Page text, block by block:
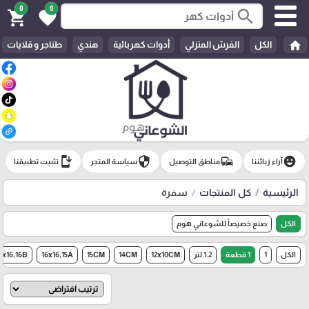
search
0
favorite
0
shopping_cart
home الكل الفرش المنزلي أدوات كهربائية هندي طناجر و قلايات
emoji_emotionsآراء زبائننا commuteمناطق التوصيل securityسياسة المتجر install_mobile تثبيت تطبيقنا
الرئيسية كل المنتجات سفرة
الكل صنع خصيصاً للشوعاني هوم
الكل 1 1 قطعة 1.2 لتر 12x10CM
14CM
15CM
16x16,15A